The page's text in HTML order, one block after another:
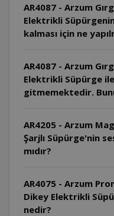
AR4087 - Arzum
Elektrikli
kalması için ne
AR4087 - Arzum
Elektrikli Süpürge
gitmemektedir.
AR4205 - Arzum
Şarjlı Süpürge'nin
mıdır?
AR4075 - Arzum
Dikey Elektrikli
nedir?